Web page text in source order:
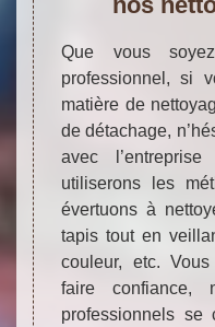
Que vous
professionnel, si
matière de
de détachage,
avec
utiliserons les
évertuons à
tapis tout en
couleur, etc.
faire confiance,
professionnels se